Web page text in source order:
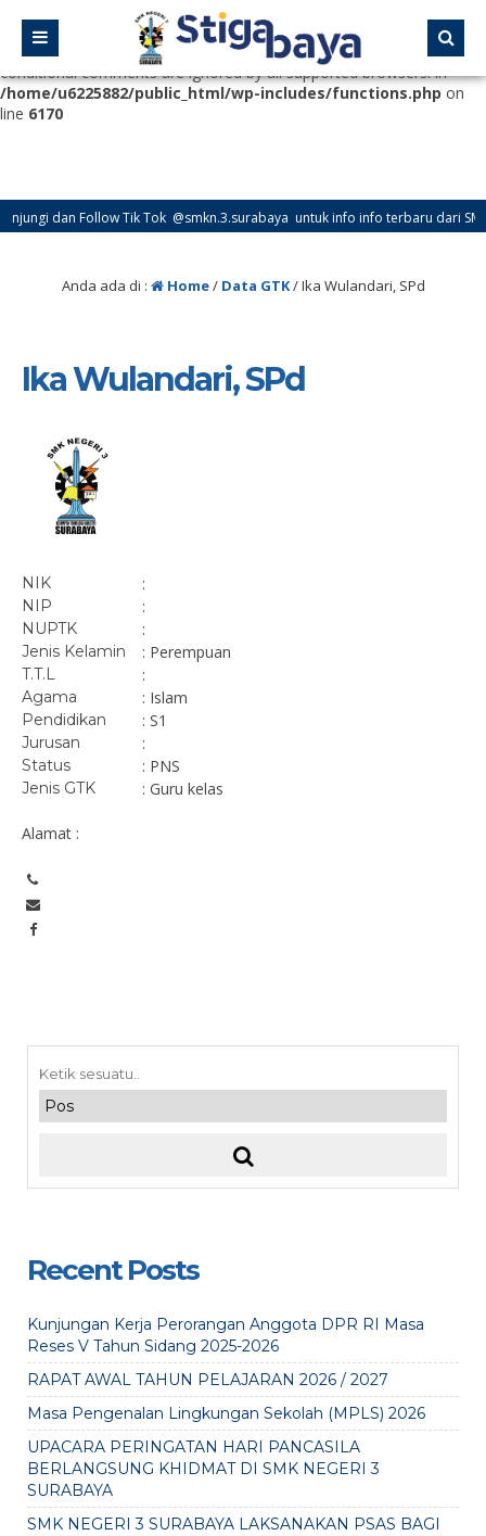
Deprecated
: Function WP_Dependencies->add_data() was called
with an argument that is
deprecated
since version 6.9.0! IE
conditional comments are ignored by all supported browsers. in
/home/u6225882/public_html/wp-includes/functions.php on
line 6170
dan Follow Tik Tok @smkn.3.surabaya untuk info info terbaru dari SMK
Anda ada di : Home/ Data GTK/Ika Wulandari, SPd
Ika Wulandari, SPd
NIK :
NIP :
NUPTK :
Jenis Kelamin : Perempuan
T.T.L :
Agama : Islam
Pendidikan : S1
Jurusan :
Status : PNS
Jenis GTK : Guru kelas
Alamat :
Recent Posts
Kunjungan Kerja Perorangan Anggota DPR RI Masa
Reses V Tahun Sidang 2025-2026
RAPAT AWAL TAHUN PELAJARAN 2026 / 2027
Masa Pengenalan Lingkungan Sekolah (MPLS) 2026
UPACARA PERINGATAN HARI PANCASILA
BERLANGSUNG KHIDMAT DI SMK NEGERI 3
SURABAYA
SMK NEGERI 3 SURABAYA LAKSANAKAN PSAS BAGI